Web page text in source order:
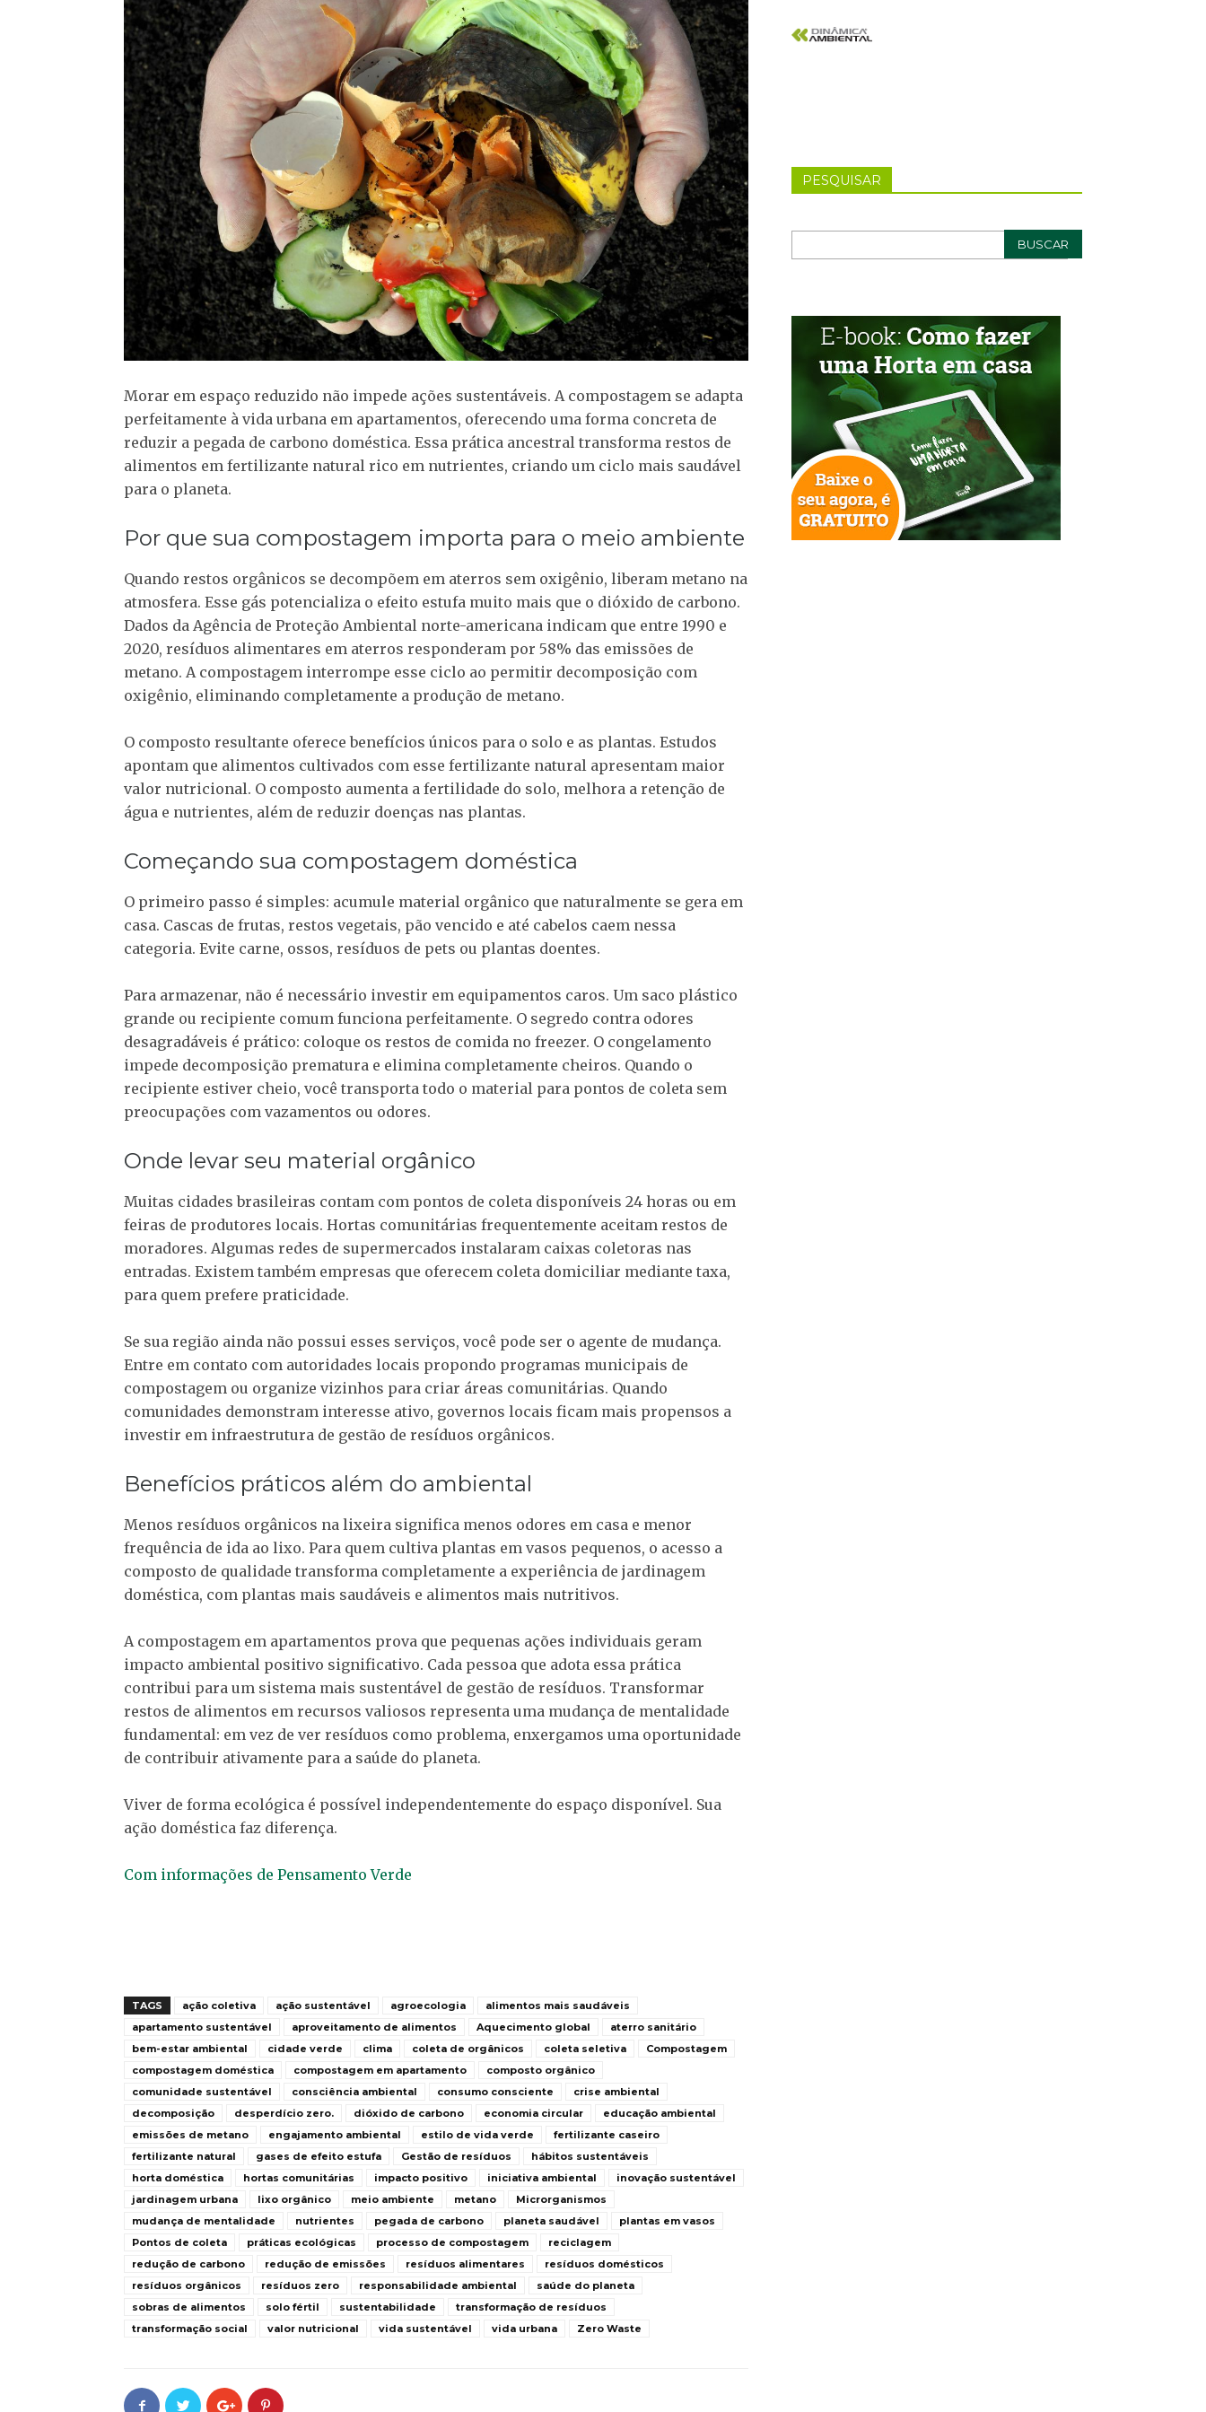
Morar em espaço reduzido não impede ações sustentáveis. A compostagem se adapta
perfeitamente à vida urbana em apartamentos, oferecendo uma forma concreta de
reduzir a pegada de carbono doméstica. Essa prática ancestral transforma restos de
alimentos em fertilizante natural rico em nutrientes, criando um ciclo mais saudável
para o planeta.
Por que sua compostagem importa para o meio ambiente
Quando restos orgânicos se decompõem em aterros sem oxigênio, liberam metano na
atmosfera. Esse gás potencializa o efeito estufa muito mais que o dióxido de carbono.
Dados da Agência de Proteção Ambiental norte-americana indicam que entre 1990 e
2020, resíduos alimentares em aterros responderam por 58% das emissões de
metano. A compostagem interrompe esse ciclo ao permitir decomposição com
oxigênio, eliminando completamente a produção de metano.
O composto resultante oferece benefícios únicos para o solo e as plantas. Estudos
apontam que alimentos cultivados com esse fertilizante natural apresentam maior
valor nutricional. O composto aumenta a fertilidade do solo, melhora a retenção de
água e nutrientes, além de reduzir doenças nas plantas.
Começando sua compostagem doméstica
O primeiro passo é simples: acumule material orgânico que naturalmente se gera em
casa. Cascas de frutas, restos vegetais, pão vencido e até cabelos caem nessa
categoria. Evite carne, ossos, resíduos de pets ou plantas doentes.
Para armazenar, não é necessário investir em equipamentos caros. Um saco plástico
grande ou recipiente comum funciona perfeitamente. O segredo contra odores
desagradáveis é prático: coloque os restos de comida no freezer. O congelamento
impede decomposição prematura e elimina completamente cheiros. Quando o
recipiente estiver cheio, você transporta todo o material para pontos de coleta sem
preocupações com vazamentos ou odores.
Onde levar seu material orgânico
Muitas cidades brasileiras contam com pontos de coleta disponíveis 24 horas ou em
feiras de produtores locais. Hortas comunitárias frequentemente aceitam restos de
moradores. Algumas redes de supermercados instalaram caixas coletoras nas
entradas. Existem também empresas que oferecem coleta domiciliar mediante taxa,
para quem prefere praticidade.
Se sua região ainda não possui esses serviços, você pode ser o agente de mudança.
Entre em contato com autoridades locais propondo programas municipais de
compostagem ou organize vizinhos para criar áreas comunitárias. Quando
comunidades demonstram interesse ativo, governos locais ficam mais propensos a
investir em infraestrutura de gestão de resíduos orgânicos.
Benefícios práticos além do ambiental
Menos resíduos orgânicos na lixeira significa menos odores em casa e menor
frequência de ida ao lixo. Para quem cultiva plantas em vasos pequenos, o acesso a
composto de qualidade transforma completamente a experiência de jardinagem
doméstica, com plantas mais saudáveis e alimentos mais nutritivos.
A compostagem em apartamentos prova que pequenas ações individuais geram
impacto ambiental positivo significativo. Cada pessoa que adota essa prática
contribui para um sistema mais sustentável de gestão de resíduos. Transformar
restos de alimentos em recursos valiosos representa uma mudança de mentalidade
fundamental: em vez de ver resíduos como problema, enxergamos uma oportunidade
de contribuir ativamente para a saúde do planeta.
Viver de forma ecológica é possível independentemente do espaço disponível. Sua
ação doméstica faz diferença.
Com informações de Pensamento Verde
TAGS ação coletiva ação sustentável agroecologia
alimentos mais saudáveis
apartamento sustentável
aproveitamento de alimentos Aquecimento global
aterro sanitário
bem-estar ambiental
cidade verde clima coleta de orgânicos coleta seletiva
Compostagem
compostagem doméstica
compostagem em apartamento
composto orgânico
comunidade sustentável
consciência ambiental consumo consciente
crise ambiental
decomposição
desperdício zero. dióxido de carbono economia circular
educação ambiental
emissões de metano
engajamento ambiental estilo de vida verde
fertilizante caseiro
fertilizante natural
gases de efeito estufa Gestão de resíduos
hábitos sustentáveis
horta doméstica
hortas comunitárias impacto positivo iniciativa ambiental
inovação sustentável
jardinagem urbana
lixo orgânico meio ambiente metano
Microrganismos
mudança de mentalidade
nutrientes pegada de carbono planeta saudável
plantas em vasos
Pontos de coleta
práticas ecológicas processo de compostagem
reciclagem
redução de carbono
redução de emissões resíduos alimentares
resíduos domésticos
resíduos orgânicos
resíduos zero responsabilidade ambiental
saúde do planeta
sobras de alimentos
solo fértil sustentabilidade
transformação de resíduos
transformação social
valor nutricional vida sustentável vida urbana Zero Waste
PESQUISAR